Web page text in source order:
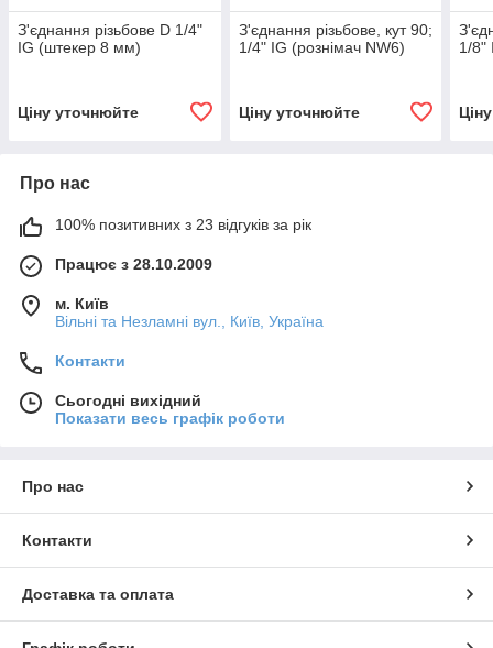
З'єднання різьбове D 1/4"
IG (штекер 8 мм)
Ціну уточнюйте
З'єднання різьбове, кут 90;
1/4" IG (рознімач NW6)
Ціну уточнюйте
1/8"
Про нас
100% позитивних з 23 відгуків за рік
Працює з 28.10.2009
м. Київ
Вільні та Незламні вул., Київ, Україна
Контакти
Сьогодні вихідний
Показати весь графік роботи
Про нас
Контакти
Доставка та оплата